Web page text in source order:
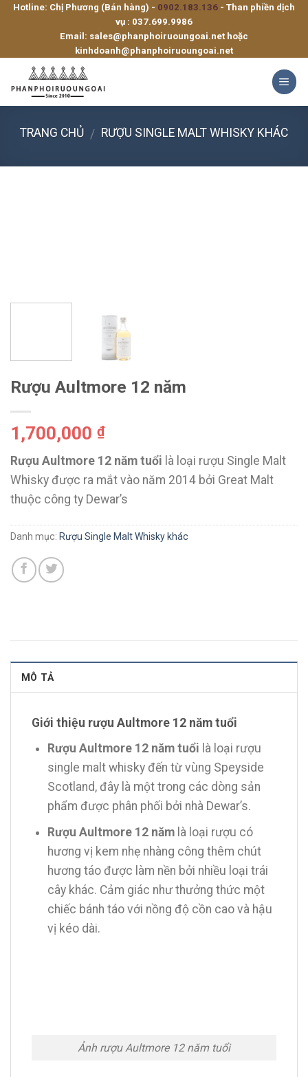
SkipHotline: Chị Phương (Bán hàng) - 0902.183.136 - Than phiền dịch
vụ : 037.699.9986
Email: sales@phanphoiruoungoai.net hoặc
kinhdoanh@phanphoiruoungoai.net
TRANG CHỦ / RƯỢU SINGLE MALT WHISKY KHÁC
Rượu Aultmore 12 năm
1,700,000 ₫
Rượu Aultmore 12 năm tuổi là loại rượu Single Malt
Whisky được ra mắt vào năm 2014 bởi Great Malt
thuộc công ty Dewar’s
Danh mục: Rượu Single Malt Whisky khác
MÔ TẢ
Giới thiệu rượu Aultmore 12 năm tuổi
Rượu Aultmore 12 năm tuổi là loại rượu
single malt whisky đến từ vùng Speyside
Scotland, đây là một trong các dòng sản
phẩm được phân phối bởi nhà Dewar’s.
Rượu Aultmore 12 nămlà loại rượu có
hương vị kem nhẹ nhàng công thêm chút
hương táo được làm nền bởi nhiều loại trái
cây khác. Cảm giác như thưởng thức một
chiếc bánh táo với nồng độ cồn cao và hậu
vị kéo dài.
Ảnh rượu Aultmore 12 năm tuổi